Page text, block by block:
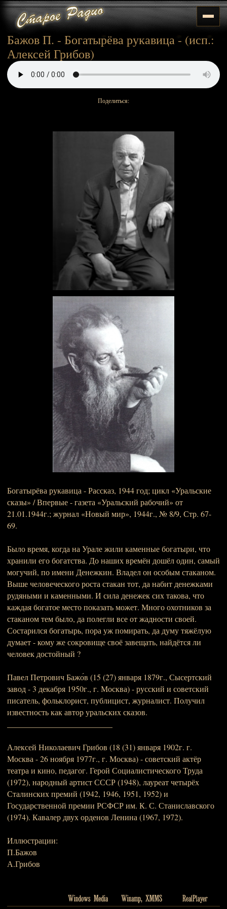
Бажов П. - Богатырёва рукавица - (исп.:
Алексей Грибов)
Поделиться:
Богатырёва рукавица - Рассказ, 1944 год; цикл «Уральские
сказы» / Впервые - газета «Уральский рабочий» от
21.01.1944г.; журнал «Новый мир», 1944г., № 8/9, Стр. 67-
69.
Было время, когда на Урале жили каменные богатыри, что
хранили его богатства. До наших времён дошёл один, самый
могучий, по имени Денежкин. Владел он особым стаканом.
Выше человеческого роста стакан тот, да набит денежками
рудяными и каменными. И сила денежек сих такова, что
каждая богатое место показать может. Много охотников за
стаканом тем было, да полегли все от жадности своей.
Состарился богатырь, пора уж помирать, да думу тяжёлую
думает - кому же сокровище своё завещать, найдётся ли
человек достойный ?
Павел Петрович Бажо́в (15 (27) января 1879г., Сысертский
завод - 3 декабря 1950г., г. Москва) - русский и советский
писатель, фольклорист, публицист, журналист. Получил
известность как автор уральских сказов.
Алексей Николаевич Грибов (18 (31) января 1902г. г.
Москва - 26 ноября 1977г., г. Москва) - советский актёр
театра и кино, педагог. Герой Социалистического Труда
(1972), народный артист СССР (1948), лауреат четырёх
Сталинских премий (1942, 1946, 1951, 1952) и
Государственной премии РСФСР им. К. С. Станиславского
(1974). Кавалер двух орденов Ленина (1967, 1972).
Иллюстрации:
П.Бажов
А.Грибов